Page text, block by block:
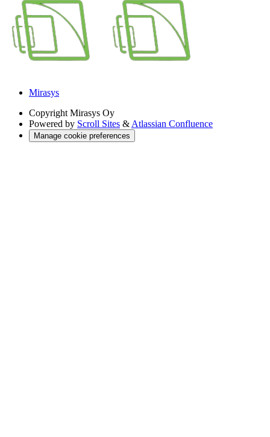
Mirasys
Copyright Mirasys Oy
Powered by Scroll Sites & Atlassian Confluence
Manage cookie preferences